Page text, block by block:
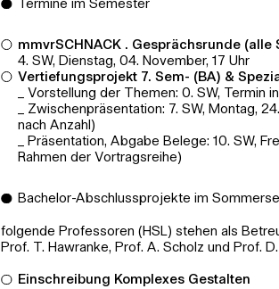
Termine im Semester
mmvrSCHNACK . Gesprächsrunde (alle
4. SW, Dienstag, 04. November, 17 Uhr
Vertiefungsprojekt 7. Sem- (BA) &
_ Vorstellung der Themen: 0. SW, Termin
_ Zwischenpräsentation: 7. SW, Montag,
nach Anzahl)
_ Präsentation, Abgabe Belege: 10. SW,
Rahmen der Vortragsreihe)
Bachelor-Abschlussprojekte im
folgende Professoren (HSL) stehen als
Prof. T. Hawranke, Prof. A. Scholz und Prof.
Einschreibung Komplexes Gestalten